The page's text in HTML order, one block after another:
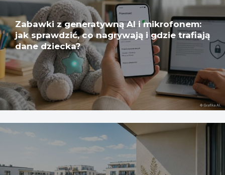
Zabawki z generatywną AI i mikrofonem:
jak sprawdzić, co nagrywają i gdzie trafiają
dane dziecka?